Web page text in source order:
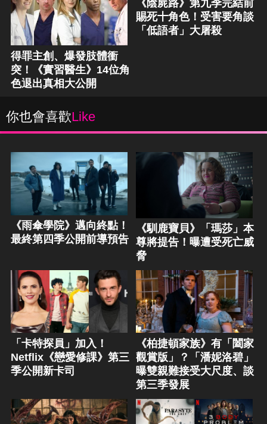
得罪主創、爆發肢體衝
突！《實習醫生》14位角
色退出真相大公開
《陰屍路》第九季完結前
賜死十角色！受害要角談
「低語者」大屠殺
你也會喜歡Like
《雨傘學院》邁向終點！
最終第四季公開前導預告
《馴鹿寶貝》「瑪莎」本
尊將提告！曝遭受死亡威
脅
「卡特探員」加入！
Netflix《戀愛修課》第三
季公開新卡司
《柏捷頓家族》有「闔家
觀賞版」？「潘妮洛碧」
曝雙親難接受大尺度、談
第三季發展